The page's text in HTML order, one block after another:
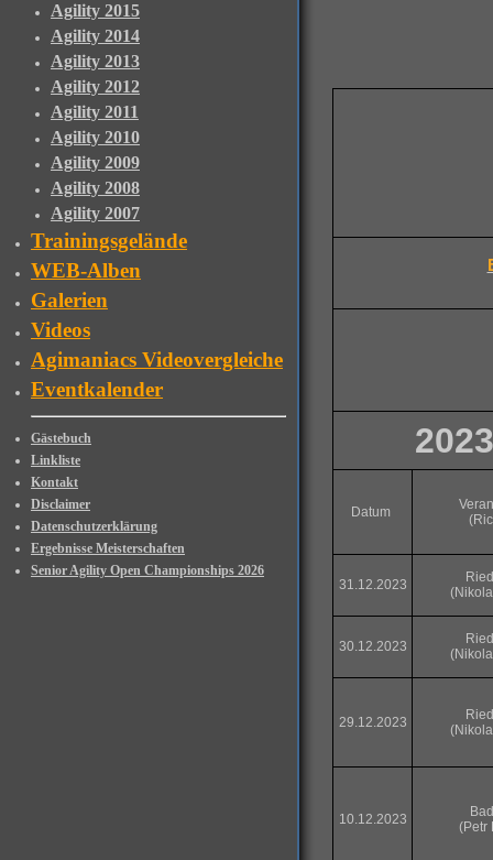
Agility 2015
Agility 2014
Agility 2013
Agility 2012
Agility 2011
Agility 2010
Agility 2009
Agility 2008
Agility 2007
Trainingsgelände
WEB-Alben
Galerien
Videos
Agimaniacs Videovergleiche
Eventkalender
Gästebuch
Linkliste
Kontakt
Disclaimer
Datenschutzerklärung
Ergebnisse Meisterschaften
Senior Agility Open Championships 2026
2023
Datum
31.12.2023
30.12.2023
29.12.2023
10.12.2023
(Petr